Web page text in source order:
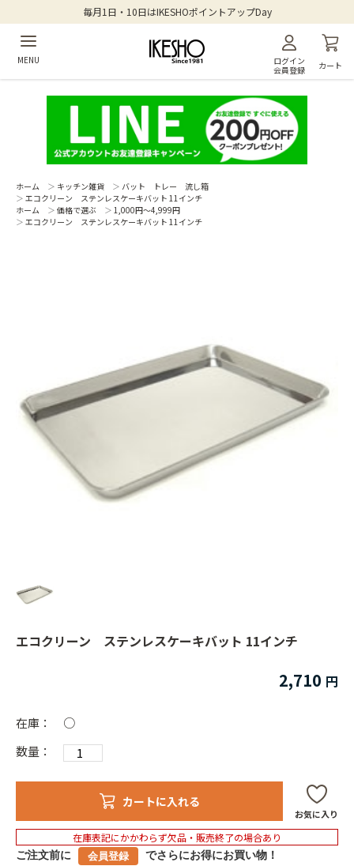
毎月1日・10日はIKESHOポイントアップDay
MENU
ログイン
会員登録
カート
ホーム ＞ キッチン雑貨 ＞ バット トレー 流し箱
＞ エコクリーン ステンレスケーキバット 11インチ
ホーム
＞ 価格で選ぶ ＞ 1,000円～4,999円
＞ エコクリーン ステンレスケーキバット 11インチ
エコクリーン ステンレスケーキバット 11インチ
2,710
在庫：
○
数量：
カートに入れる
お気に入り
在庫表記にかかわらず欠品・販売終了の場合あり
ご注文前に 会員登録 でさらにお得にお買い物！